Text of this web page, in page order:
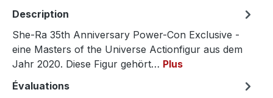
Description
She-Ra 35th Anniversary Power-Con Exclusive -
eine Masters of the Universe Actionfigur aus dem
Jahr 2020. Diese Figur gehört… Plus
Évaluations